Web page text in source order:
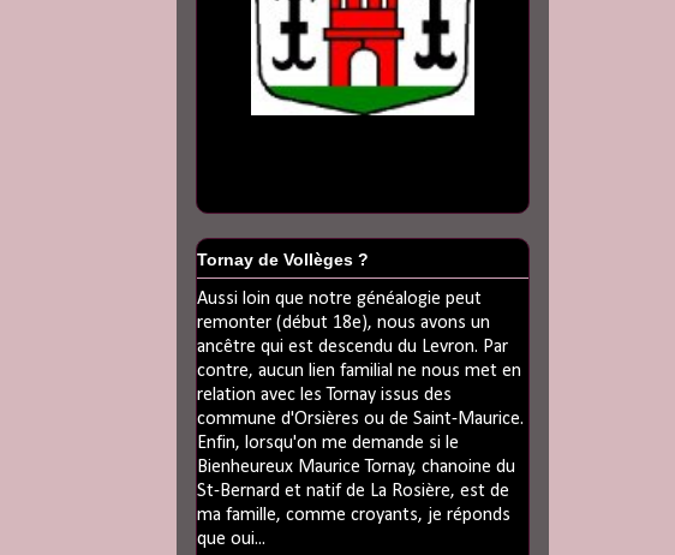
Tornay de Vollèges ?
Aussi loin que notre généalogie peut
remonter (début 18e), nous avons un
ancêtre qui est descendu du Levron. Par
contre, aucun lien familial ne nous met en
relation avec les Tornay issus des
commune d'Orsières ou de Saint-Maurice.
Enfin, lorsqu'on me demande si le
Bienheureux Maurice Tornay, chanoine du
St-Bernard et natif de La Rosière, est de
ma famille, comme croyants, je réponds
que oui...